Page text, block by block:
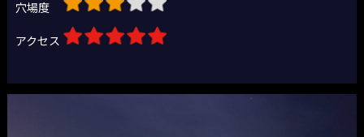
穴場度
アクセス